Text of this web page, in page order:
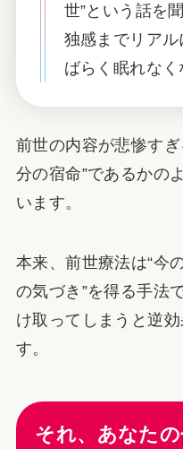
世”という話を
独感までリア
ばらく眠れなく
前世の内容が悲惨す
分の宿命”であるかの
います。
本来、前世療法は“今
の気づき”を得る手法
け取ってしまうと逆
す。
それ、あなた